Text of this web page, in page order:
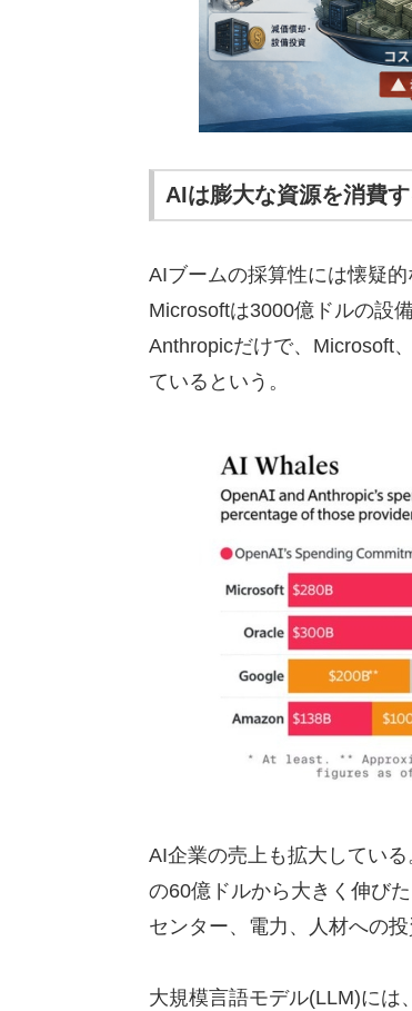
AIは膨大な資源を消費す
AIブームの採算性には懐疑
Microsoftは3000億ドルの設
Anthropicだけで、Microsoft
ているという。
AI企業の売上も拡大してい
の60億ドルから大きく伸び
センター、電力、人材への
大規模言語モデル(LLM)には